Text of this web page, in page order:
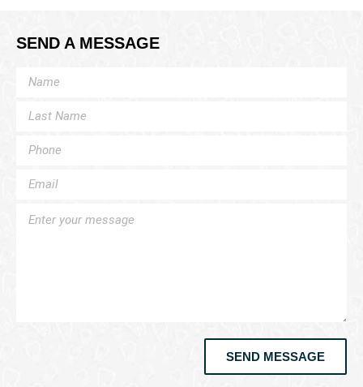
SEND A MESSAGE
SEND MESSAGE